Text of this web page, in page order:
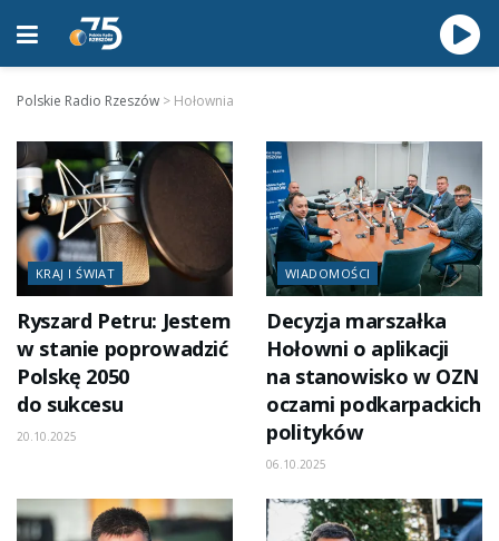
Polskie Radio Rzeszów > Hołownia
KRAJ I ŚWIAT
Ryszard Petru: Jestem
w stanie poprowadzić
Polskę 2050
do sukcesu
20.10.2025
WIADOMOŚCI
Decyzja marszałka
Hołowni o aplikacji
na stanowisko w OZN
oczami podkarpackich
polityków
06.10.2025